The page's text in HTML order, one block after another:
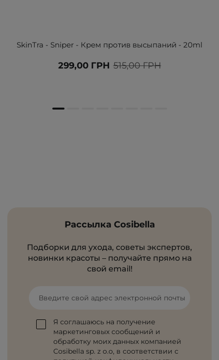
SkinTra - Sniper - Крем против высыпаний - 20ml
515,00 ГРН
299,00 ГРН
Рассылка Cosibella
Подборки для ухода, советы экспертов,
новинки красоты – получайте прямо на
свой email!
Введите свой адрес электронной почты
Я соглашаюсь на получение
маркетинговых сообщений и
обработку моих данных компанией
Cosibella sp. z o.o, в соответствии с